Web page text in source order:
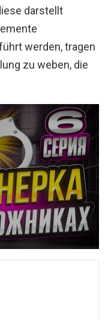
darstellt
werden, tragen
zu weben, die